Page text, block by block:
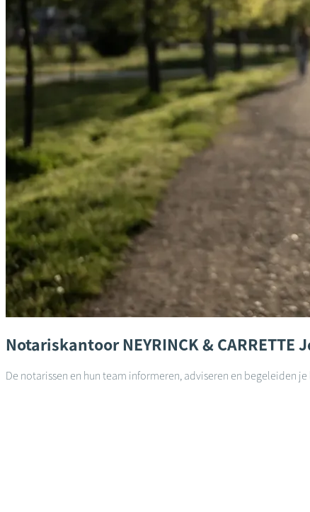
Notariskantoor NEYRINCK & CARRETTE
De notarissen en hun team informeren, adviseren en begeleiden